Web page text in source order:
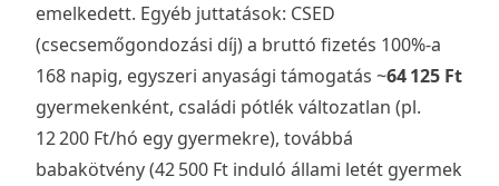
emelkedett. Egyéb juttatások: CSED
(csecsemőgondozási díj) a bruttó fizetés 100%-a
168 napig, egyszeri anyasági támogatás ~64 125 Ft
gyermekenként, családi pótlék változatlan (pl.
12 200 Ft/hó egy gyermekre), továbbá
babakötvény (42 500 Ft induló állami letét gyermek